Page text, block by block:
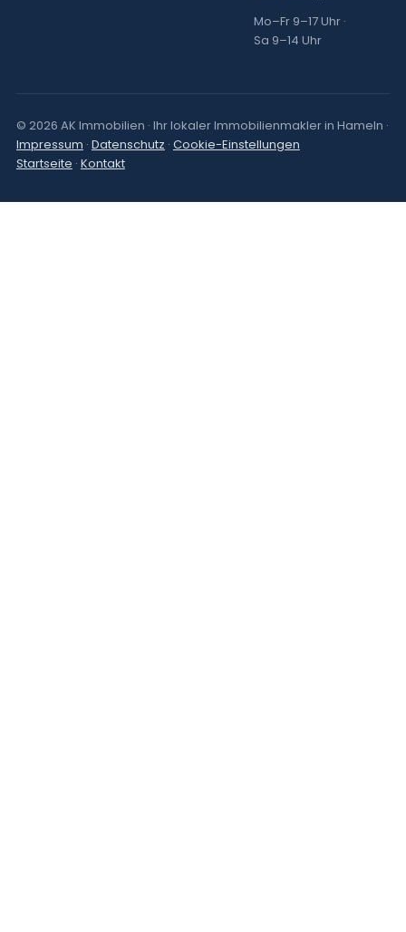
Mo–Fr 9–17 Uhr ·
Sa 9–14 Uhr
© 2026 AK Immobilien · Ihr lokaler Immobilienmakler in Hameln ·
Impressum · Datenschutz · Cookie-Einstellungen
Startseite · Kontakt